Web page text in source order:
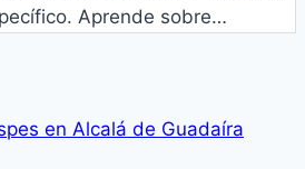
Aprende sobre…